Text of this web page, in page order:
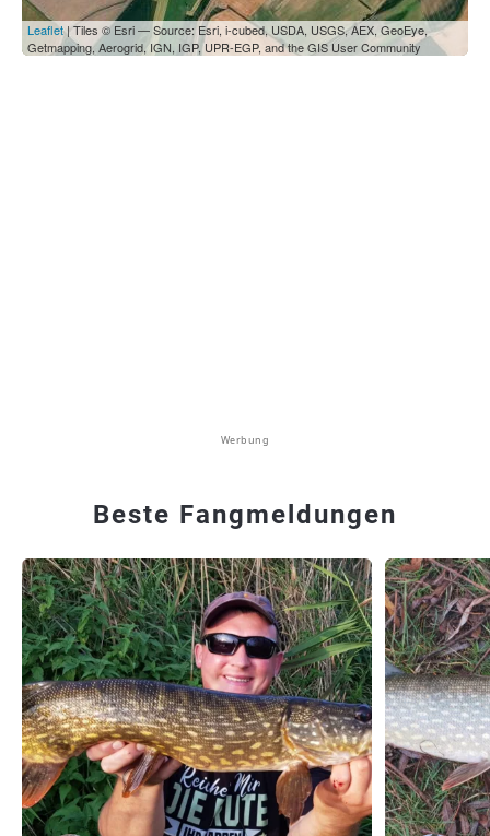
Leaflet| Tiles © Esri — Source: Esri, i-cubed, USDA, USGS, AEX, GeoEye,
Getmapping, Aerogrid, IGN, IGP, UPR-EGP, and the GIS User Community
Werbung
Beste Fangmeldungen